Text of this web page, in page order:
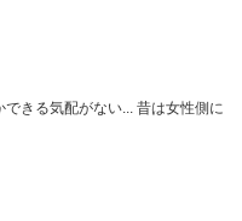
きる気配がない... 昔は女性側に